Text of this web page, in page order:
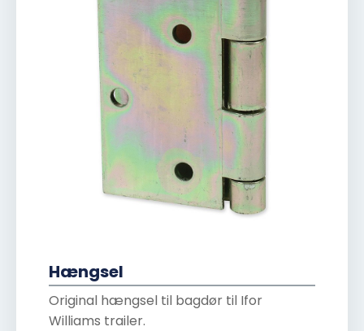
Hængsel
Original hængsel til bagdør til Ifor
Williams trailer.